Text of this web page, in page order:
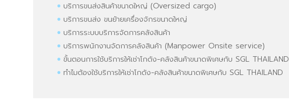
บริการขนส่งสินค้าขนาดใหญ่ (Oversized cargo)
บริการขนส่ง ขนย้ายเครื่องจักรขนาดใหญ่
บริการระบบบริการจัดการคลังสินค้า
บริการพนักงานจัดการคลังสินค้า (Manpower Onsite service)
ขั้นตอนการใช้บริการให้เช่าโกดัง-คลังสินค้าขนาดพิเศษกับ SGL THAILAND
ทำไมต้องใช้บริการให้เช่าโกดัง-คลังสินค้าขนาดพิเศษกับ SGL THAILAND